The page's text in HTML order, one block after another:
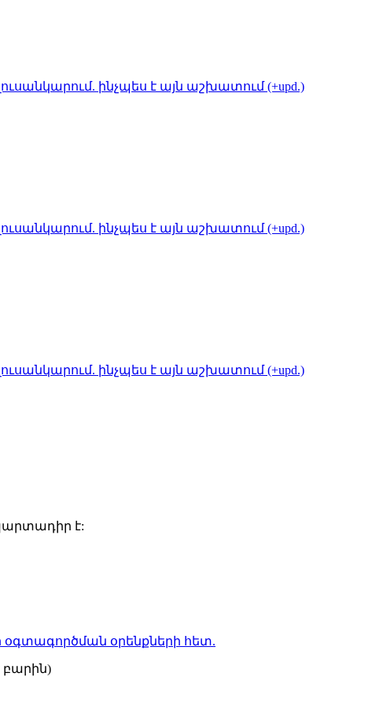
ինչպես է այն աշխատում (+upd.)
ինչպես է այն աշխատում (+upd.)
ինչպես է այն աշխատում (+upd.)
պարտադիր է:
օգտագործման օրենքների հետ.
բարին)